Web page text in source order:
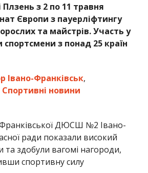
Плзень з 2 по 11 травня
Європи з пауерліфтингу
та майстрів. Участь у
з понад 25 країн
Івано-Франківськ,
Спортивні новини
ДЮСШ №2 Івано-
ради показали високий
та здобули вагомі нагороди,
спортивну силу